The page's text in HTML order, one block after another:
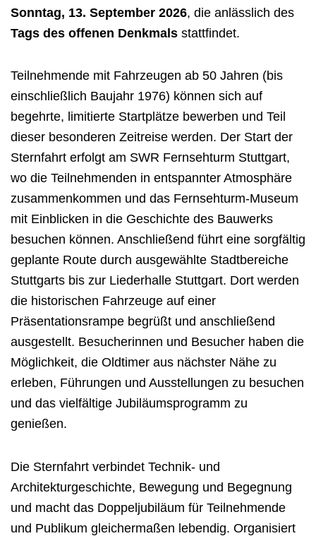
Sonntag, 13. September 2026, die anlässlich des
Tags des offenen Denkmals stattfindet.
Teilnehmende mit Fahrzeugen ab 50 Jahren (bis
einschließlich Baujahr 1976) können sich auf
begehrte, limitierte Startplätze bewerben und Teil
dieser besonderen Zeitreise werden. Der Start der
Sternfahrt erfolgt am SWR Fernsehturm Stuttgart,
wo die Teilnehmenden in entspannter Atmosphäre
zusammenkommen und das Fernsehturm-Museum
mit Einblicken in die Geschichte des Bauwerks
besuchen können. Anschließend führt eine sorgfältig
geplante Route durch ausgewählte Stadtbereiche
Stuttgarts bis zur Liederhalle Stuttgart. Dort werden
die historischen Fahrzeuge auf einer
Präsentationsrampe begrüßt und anschließend
ausgestellt. Besucherinnen und Besucher haben die
Möglichkeit, die Oldtimer aus nächster Nähe zu
erleben, Führungen und Ausstellungen zu besuchen
und das vielfältige Jubiläumsprogramm zu
genießen.
Die Sternfahrt verbindet Technik- und
Architekturgeschichte, Bewegung und Begegnung
und macht das Doppeljubiläum für Teilnehmende
und Publikum gleichermaßen lebendig. Organisiert